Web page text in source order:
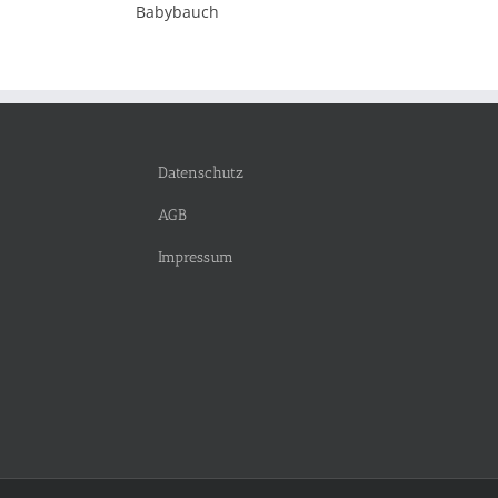
Babybauch
Datenschutz
AGB
Impressum